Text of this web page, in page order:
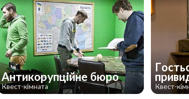
Антикорупційне бюро
Квест-кімната Квест-